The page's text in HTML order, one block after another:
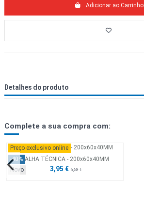
Adicionar ao Carrinho
Detalhes do produto
Complete a sua compra com:
Preço exclusivo online
-40%
Novo
CALHA TÉCNICA - 200x60x40MM
3,95 €6,58 €